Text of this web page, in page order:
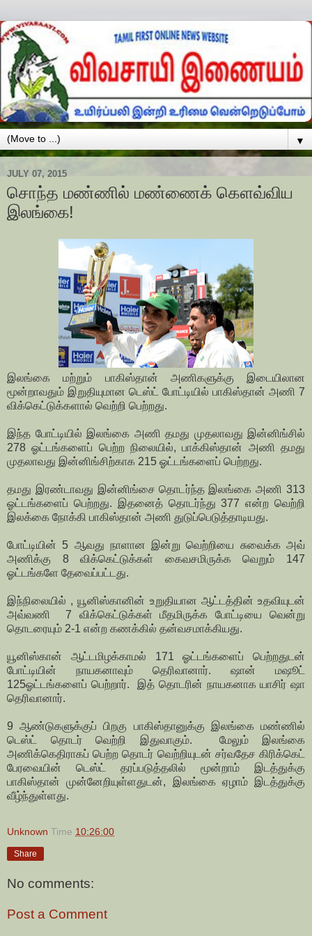
▼
JULY 07, 2015
சொந்த மண்ணில் மண்ணைக் கௌவ்விய
இலங்கை!
இலங்கை மற்றும் பாகிஸ்தான் அணிகளுக்கு இடையிலான
மூன்றாவதும் இறுதியுமான டெஸ்ட் போட்டியில் பாகிஸ்தான் அணி 7
விக்கெட்டுக்களால் வெற்றி பெற்றது.
இந்த போட்டியில் இலங்கை அணி தமது முதலாவது இன்னிங்சில்
278 ஓட்டங்களைப் பெற்ற நிலையில், பாக்கிஸ்தான் அணி தமது
முதலாவது இன்னிங்சிற்காக 215 ஓட்டங்களைப் பெற்றது.
தமது இரண்டாவது இன்னிங்சை தொடர்ந்த இலங்கை அணி 313
ஓட்டங்களைப் பெற்றது. இதனைத் தொடர்ந்து 377 என்ற வெற்றி
இலக்கை நோக்கி பாகிஸ்தான் அணி துடுப்பெடுத்தாடியது.
போட்டியின் 5 ஆவது நாளான இன்று வெற்றியை சுவைக்க அவ்
அணிக்கு 8 விக்கெட்டுக்கள் கைவசமிருக்க வெறும் 147
ஓட்டங்களே தேவைப்பட்டது.
இந்நிலையில் , யூனிஸ்கானின் உறுதியான ஆட்டத்தின் உதவியுடன்
அவ்வணி 7 விக்கெட்டுக்கள் மீதமிருக்க போட்டியை வென்று
தொடரையும் 2-1 என்ற கணக்கில் தன்வசமாக்கியது.
யூனிஸ்கான் ஆட்டமிழக்காமல் 171 ஓட்டங்களைப் பெற்றதுடன்
போட்டியின் நாயகனாவும் தெரிவானார். ஷான் மஷூட்
125ஓட்டங்களைப் பெற்றார். இத் தொடரின் நாயகனாக யாசிர் ஷா
தெரிவானார்.
9 ஆண்டுகளுக்குப் பிறகு பாகிஸ்தானுக்கு இலங்கை மண்ணில்
டெஸ்ட் தொடர் வெற்றி இதுவாகும். மேலும் இலங்கை
அணிக்கெதிராகப் பெற்ற தொடர் வெற்றியுடன் சர்வதேச கிரிக்கெட்
பேரவையின் டெஸ்ட் தரப்படுத்தலில் மூன்றாம் இடத்துக்கு
பாகிஸ்தான் முன்னேறியுள்ளதுடன், இலங்கை ஏழாம் இடத்துக்கு
வீழ்ந்துள்ளது.
Unknown Time 10:26:00
Share
No comments:
Post a Comment